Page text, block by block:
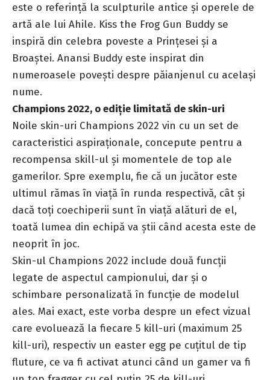
este o referință la sculpturile antice și operele de
artă ale lui Ahile. Kiss the Frog Gun Buddy se
inspiră din celebra poveste a Prințesei și a
Broaștei. Anansi Buddy este inspirat din
numeroasele povești despre păianjenul cu același
nume.
Champions 2022, o ediție limitată de skin-uri
Noile skin-uri Champions 2022 vin cu un set de
caracteristici aspiraționale, concepute pentru a
recompensa skill-ul și momentele de top ale
gamerilor. Spre exemplu, fie că un jucător este
ultimul rămas în viață în runda respectivă, cât și
dacă toți coechiperii sunt în viață alături de el,
toată lumea din echipă va știi când acesta este de
neoprit în joc.
Skin-ul Champions 2022 include două funcții
legate de aspectul campionului, dar și o
schimbare personalizată în funcție de modelul
ales. Mai exact, este vorba despre un efect vizual
care evoluează la fiecare 5 kill-uri (maximum 25
kill-uri), respectiv un easter egg pe cuțitul de tip
fluture, ce va fi activat atunci când un gamer va fi